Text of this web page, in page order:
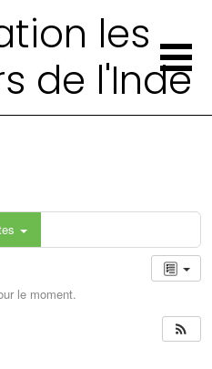
les
de l'Inde
le moment.